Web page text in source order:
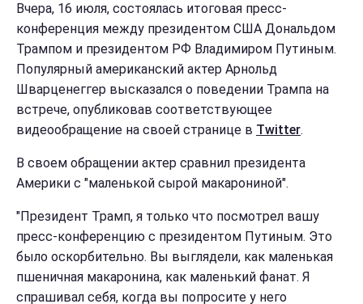
Вчера, 16 июля, состоялась итоговая пресс-
конференция между президентом США Дональдом
Трампом и президентом РФ Владимиром Путиным.
Популярный американский актер Арнольд
Шварценеггер высказался о поведении Трампа на
встрече, опубликовав соответствующее
видеообращение на своей странице в Twitter.
В своем обращении актер сравнил президента
Америки с "маленькой сырой макарониной".
"Президент Трамп, я только что посмотрел вашу
пресс-конференцию с президентом Путиным. Это
было оскорбительно. Вы выглядели, как маленькая
пшеничная макаронина, как маленький фанат. Я
спрашивал себя, когда вы попросите у него